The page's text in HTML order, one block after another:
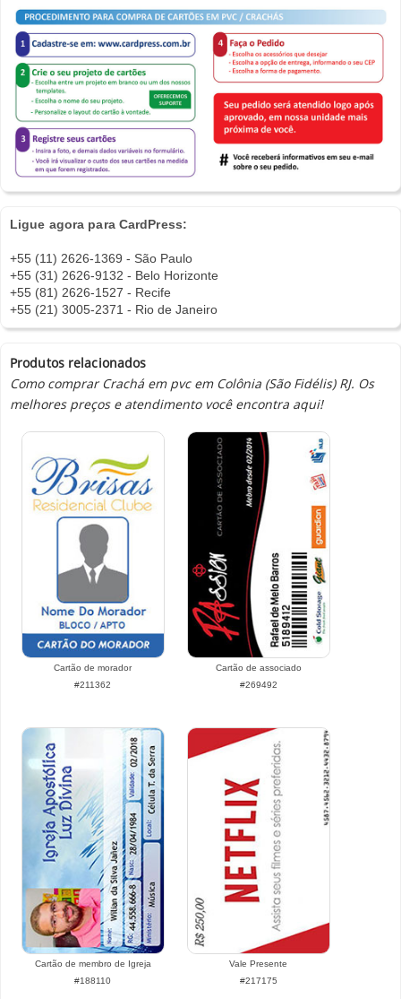
Ligue agora para CardPress:
+55 (11) 2626-1369 - São Paulo
+55 (31) 2626-9132 - Belo Horizonte
+55 (81) 2626-1527 - Recife
+55 (21) 3005-2371 - Rio de Janeiro
Produtos relacionados
Como comprar Crachá em pvc em Colônia (São Fidélis) RJ. Os
melhores preços e atendimento você encontra aqui!
Cartão de morador
#211362
Cartão de associado
#269492
Cartão de membro de Igreja
#188110
Vale Presente
#217175